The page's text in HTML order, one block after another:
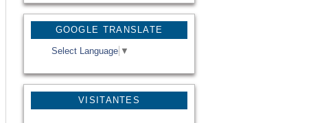
GOOGLE TRANSLATE
Select Language ▼
VISITANTES